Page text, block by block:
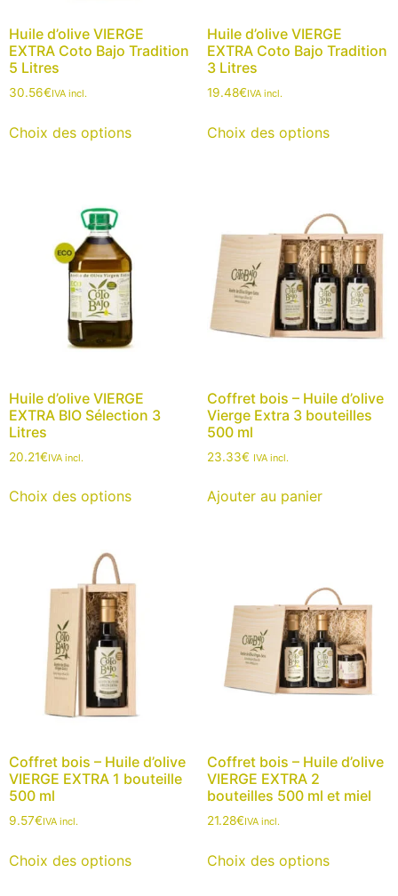
Huile d’olive VIERGE
EXTRA Coto Bajo Tradition
5 Litres
30.56€IVA incl.
Choix des options
Huile d’olive VIERGE
EXTRA Coto Bajo Tradition
3 Litres
19.48€IVA incl.
Choix des options
Huile d’olive VIERGE
EXTRA BIO Sélection 3
Litres
20.21€IVA incl.
Choix des options
Coffret bois – Huile d’olive
Vierge Extra 3 bouteilles
500 ml
23.33€ IVA incl.
Ajouter au panier
Coffret bois – Huile d’olive
VIERGE EXTRA 1 bouteille
500 ml
9.57€IVA incl.
Choix des options
Coffret bois – Huile d’olive
VIERGE EXTRA 2
bouteilles 500 ml et miel
21.28€IVA incl.
Choix des options